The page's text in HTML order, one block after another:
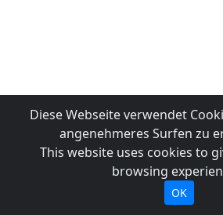
Diese Webseite verwendet
angenehmeres Surfen zu
This website uses cookies to
browsing
OK